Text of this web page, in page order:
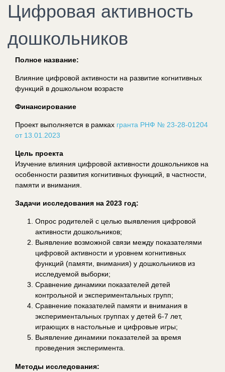
Цифровая активность
дошкольников
Полное название:
Влияние цифровой активности на развитие когнитивных
функций в дошкольном возрасте
Финансирование
Проект выполняется в рамках гранта РНФ № 23-28-01204
от 13.01.2023
Цель проекта
Изучение влияния цифровой активности дошкольников на
особенности развития когнитивных функций, в частности,
памяти и внимания.
Задачи исследования на 2023 год:
Опрос родителей с целью выявления цифровой
активности дошкольников;
Выявление возможной связи между показателями
цифровой активности и уровнем когнитивных
функций (памяти, внимания) у дошкольников из
исследуемой выборки;
Сравнение динамики показателей детей
контрольной и экспериментальных групп;
Сравнение показателей памяти и внимания в
экспериментальных группах у детей 6-7 лет,
играющих в настольные и цифровые игры;
Выявление динамики показателей за время
проведения эксперимента.
Методы исследования: